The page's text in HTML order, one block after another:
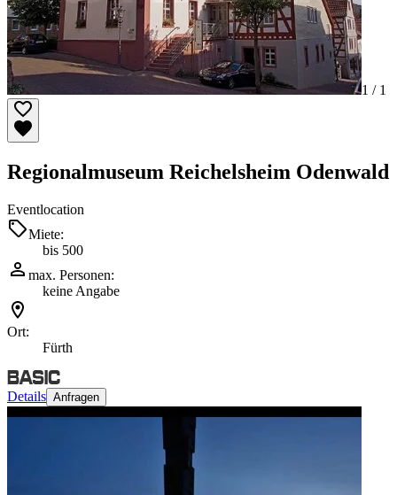
1 / 1
Regionalmuseum Reichelsheim Odenwald
Eventlocation
Miete:
bis 500
max. Personen:
keine Angabe
Ort:
Fürth
Details Anfragen